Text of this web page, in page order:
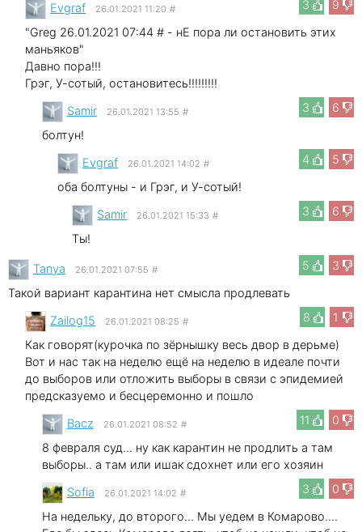
3
9
Evgraf 26.01.2021 11:20 #
"Greg 26.01.2021 07:44 # - нЕ пора ли остановить этих
маньяков"
Давно пора!!!
Грэг, У-сотый, остановитесь!!!!!!!!!
3
6
Samir 26.01.2021 13:55 #
болтун!
4
5
Evgraf 26.01.2021 14:02 #
оба болтуны - и Грэг, и У-сотый!
3
6
Samir 26.01.2021 15:33 #
Ты!
5
3
Tanya 26.01.2021 07:55 #
Такой вариант карантина нет смысла продлевать
8
1
Zailog15 26.01.2021 08:25 #
Как говорят(курочка по зёрнышку весь двор в дерьме)
Вот и нас так на неделю ещё на неделю в идеале почти
до выборов или отложить выборы в связи с эпидемией
предсказуемо и бесцеремонно и пошло
11
0
Bacz 26.01.2021 08:52 #
8 февраля суд... ну как карантин не продлить а там
выборы.. а там или ишак сдохнет или его хозяин
3
0
Sofia 26.01.2021 14:02 #
На недельку, до второго... Мы уедем в Комарово....